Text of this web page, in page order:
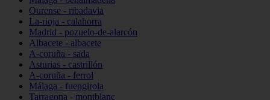
Ourense - ribadavia
La-rioja - calahorra
Madrid - pozuelo-de-alarcón
Albacete - albacete
A-coruña - sada
Asturias - castrillón
A-coruña - ferrol
Málaga - fuengirola
Tarragona - montblanc